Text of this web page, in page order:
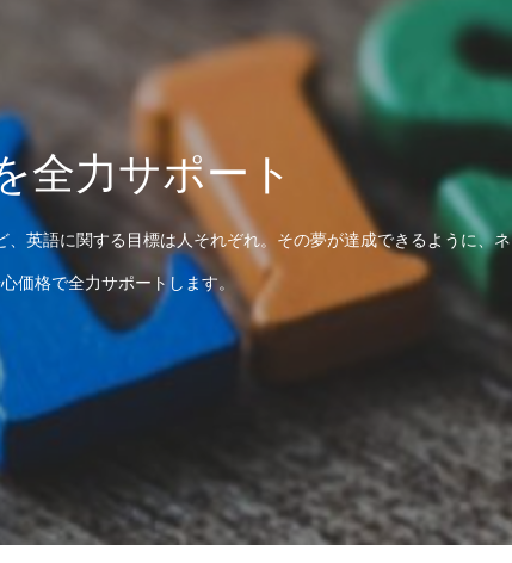
全力サポート
英語に関する目標は人それぞれ。その夢が達成できるように、
価格で全力サポートします。